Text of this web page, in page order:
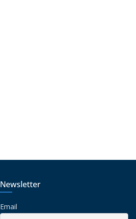
Newsletter
Email